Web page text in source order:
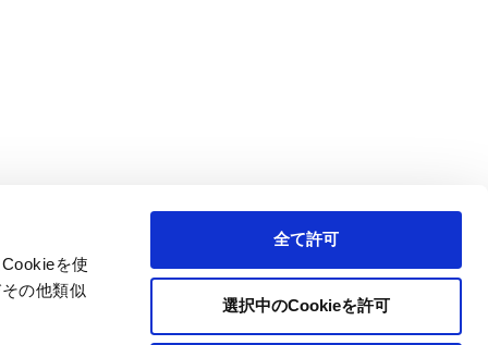
を使
の他類似
全て許可
選択中のCookieを許可
製品情報
コイル巻線加工